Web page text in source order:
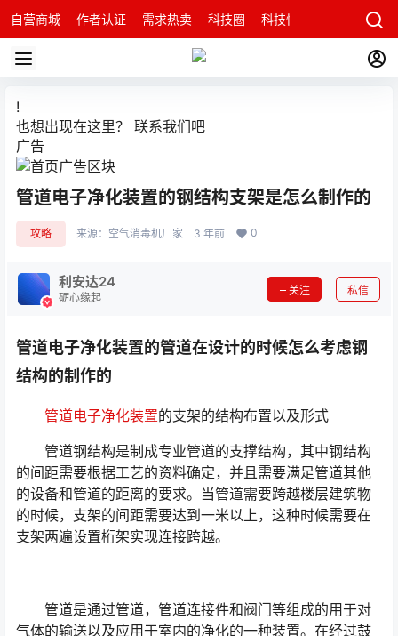
自营商城 作者认证 需求热卖 科技圈 科技快讯 智能科技问
!
也想出现在这里？ 联系我们吧
广告
管道电子净化装置的钢结构支架是怎么制作的
攻略 来源： 空气消毒机厂家 3 年前 0
利安达24
砺心缘起
关注 私信
管道电子净化装置的管道在设计的时候怎么考虑钢
结构的制作的
管道电子净化装置的支架的结构布置以及形式
管道钢结构是制成专业管道的支撑结构，其中钢结构
的间距需要根据工艺的资料确定，并且需要满足管道其他
的设备和管道的距离的要求。当管道需要跨越楼层建筑物
的时候，支架的间距需要达到一米以上，这种时候需要在
支架两遍设置桁架实现连接跨越。
管道是通过管道，管道连接件和阀门等组成的用于对
气体的输送以及应用于室内的净化的一种装置。在经过鼓